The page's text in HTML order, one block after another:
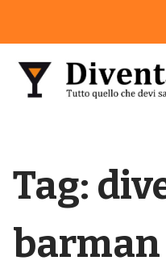
Tag:
barman